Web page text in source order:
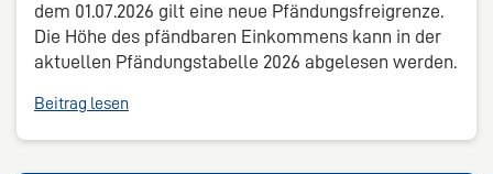
dem 01.07.2026 gilt eine neue Pfändungsfreigrenze.
Die Höhe des pfändbaren Einkommens kann in der
aktuellen Pfändungstabelle 2026 abgelesen werden.
Beitrag lesen